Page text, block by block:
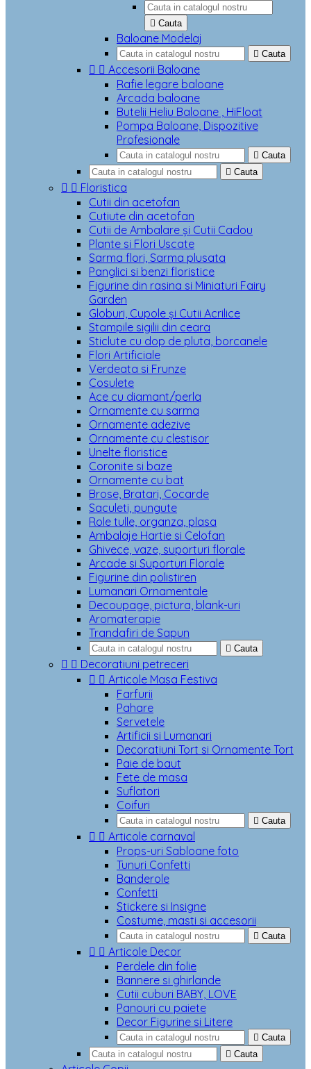
 Cauta
Baloane Modelaj
 Cauta
  Accesorii Baloane
Rafie legare baloane
Arcada baloane
Butelii Heliu Baloane , HiFloat
Pompa Baloane, Dispozitive
Profesionale
 Cauta
 Cauta
  Floristica
Cutii din acetofan
Cutiute din acetofan
Cutii de Ambalare și Cutii Cadou
Plante si Flori Uscate
Sarma flori, Sarma plusata
Panglici si benzi floristice
Figurine din rasina si Miniaturi Fairy
Garden
Globuri, Cupole și Cutii Acrilice
Stampile sigilii din ceara
Sticlute cu dop de pluta, borcanele
Flori Artificiale
Verdeata si Frunze
Cosulete
Ace cu diamant/perla
Ornamente cu sarma
Ornamente adezive
Ornamente cu clestisor
Unelte floristice
Coronite si baze
Ornamente cu bat
Brose, Bratari, Cocarde
Saculeti, pungute
Role tulle, organza, plasa
Ambalaje Hartie si Celofan
Ghivece, vaze, suporturi florale
Arcade si Suporturi Florale
Figurine din polistiren
Lumanari Ornamentale
Decoupage, pictura, blank-uri
Aromaterapie
Trandafiri de Sapun
 Cauta
  Decoratiuni petreceri
  Articole Masa Festiva
Farfurii
Pahare
Servetele
Artificii si Lumanari
Decoratiuni Tort si Ornamente Tort
Paie de baut
Fete de masa
Suflatori
Coifuri
 Cauta
  Articole carnaval
Props-uri Sabloane foto
Tunuri Confetti
Banderole
Confetti
Stickere si Insigne
Costume, masti si accesorii
 Cauta
  Articole Decor
Perdele din folie
Bannere si ghirlande
Cutii cuburi BABY, LOVE
Panouri cu paiete
Decor Figurine si Litere
 Cauta
 Cauta